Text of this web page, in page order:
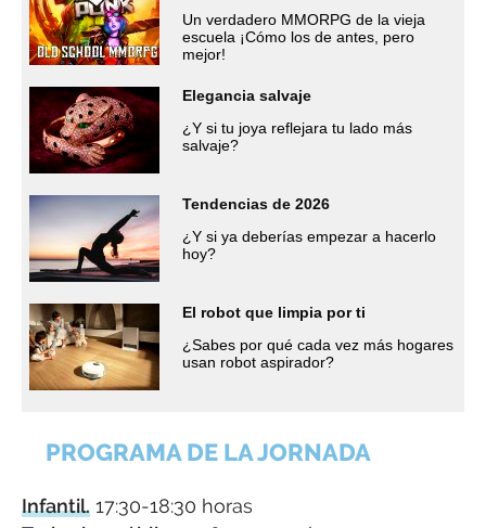
Un verdadero MMORPG de la vieja
escuela ¡Cómo los de antes, pero
mejor!
Elegancia salvaje
¿Y si tu joya reflejara tu lado más
salvaje?
Tendencias de 2026
¿Y si ya deberías empezar a hacerlo
hoy?
El robot que limpia por ti
¿Sabes por qué cada vez más hogares
usan robot aspirador?
PROGRAMA DE LA JORNADA
Infantil. 17:30-18:30 horas